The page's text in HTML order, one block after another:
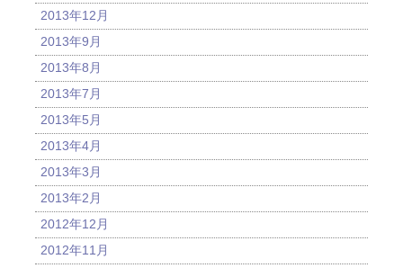
2013年12月
2013年9月
2013年8月
2013年7月
2013年5月
2013年4月
2013年3月
2013年2月
2012年12月
2012年11月